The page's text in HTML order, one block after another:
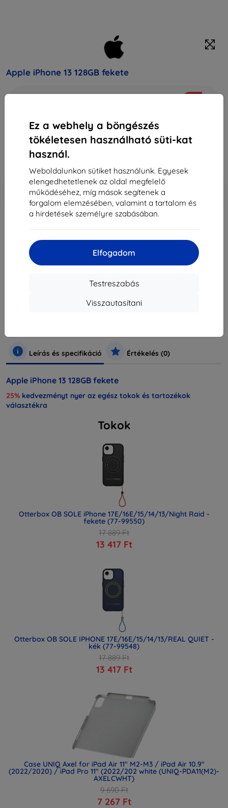
Ez a webhely a böngészés
tökéletesen használható süti-kat
használ.
Weboldalunkon sütiket használunk. Egyesek
elengedhetetlenek az oldal megfelelő
működéséhez, míg mások segítenek a
forgalom elemzésében, valamint a tartalom és
a hirdetések személyre szabásában.
Elfogadom
Testreszabás
Visszautasítani
Apple iPhone 13 128GB fekete
Vegső ár
327 890 Ft
154 071 Ft
-10% Kedvezmény kuponnal EXTRA10
elfogyott
Leírás és specifikáció Értékelés (0)
Apple iPhone 13 128GB fekete
25% kedvezményt nyer az egész tokok és tartozékok
választékra
Tokok
Otterbox OB SOLE iPhone 17E/16E/15/14/13/Night Raid -
fekete (77-99550)
17 889 Ft
13 417 Ft
Otterbox OB SOLE IPHONE 17E/16E/15/14/13/REAL QUIET -
kék (77-99548)
17 889 Ft
13 417 Ft
Case UNIQ Axel for iPad Air 11" M2-M3 / iPad Air 10.9"
(2022/2020) / iPad Pro 11" (2022/202 white (UNIQ-PDA11(M2)-
AXELCWHT)
9 690 Ft
7 267 Ft